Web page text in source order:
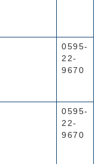
0595-
22-
9670
0595-
22-
9670